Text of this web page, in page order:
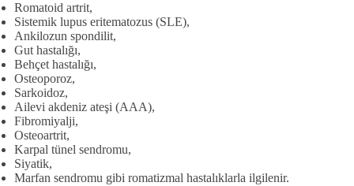
Romatoid artrit,
Sistemik lupus eritematozus (SLE),
Ankilozun spondilit,
Gut hastalığı,
Behçet hastalığı,
Osteoporoz,
Sarkoidoz,
Ailevi akdeniz ateşi (AAA),
Fibromiyalji,
Osteoartrit,
Karpal tünel sendromu,
Siyatik,
Marfan sendromu gibi romatizmal hastalıklarla ilgilenir.